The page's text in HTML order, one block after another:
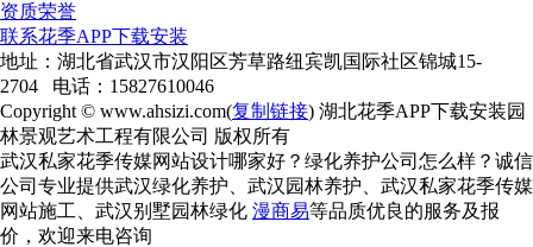
资质荣誉
联系花季APP下载安装
地址：湖北省武汉市汉阳区芳草路纽宾凯国际社区锦城15-
2704 电话：15827610046
Copyright © www.ahsizi.com(复制链接) 湖北花季APP下载安装园
林景观艺术工程有限公司 版权所有
武汉私家花季传媒网站设计哪家好？绿化养护公司怎么样？诚信
公司专业提供武汉绿化养护、武汉园林养护、武汉私家花季传媒
网站施工、武汉别墅园林绿化 漫商易等品质优良的服务及报
价，欢迎来电咨询